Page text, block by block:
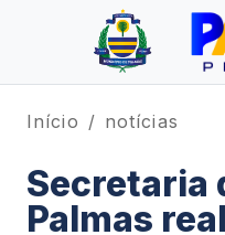
Início notícias
Secretaria
Palmas